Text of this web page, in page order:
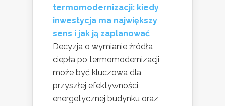
termomodernizacji: kiedy
inwestycja ma największy
sens i jak ją zaplanować
Decyzja o wymianie źródła
ciepła po termomodernizacji
może być kluczowa dla
przyszłej efektywności
energetycznej budynku oraz